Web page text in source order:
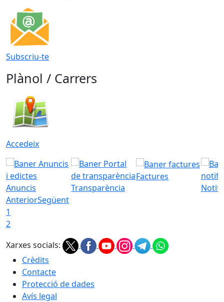
Subscriu-te
Plànol / Carrers
Accedeix
Anuncis Transparència
Factures
AnteriorSegüent
1
2
Xarxes socials:
Crèdits
Contacte
Protecció de dades
Avís legal